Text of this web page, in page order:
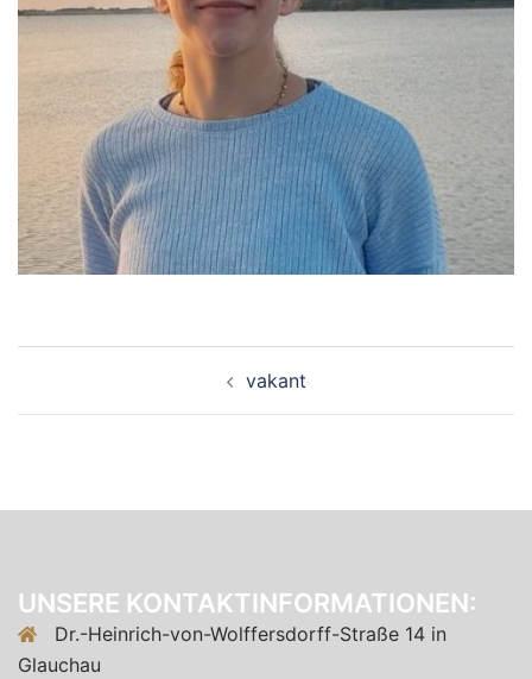
vakant
UNSERE KONTAKTINFORMATIONEN:
Dr.-Heinrich-von-Wolffersdorff-Straße 14 in
Glauchau